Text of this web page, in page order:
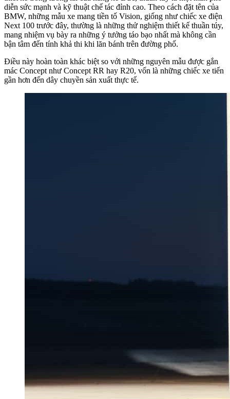
diễn sức mạnh và kỹ thuật chế tác đỉnh cao. Theo cách đặt tên của
BMW, những mẫu xe mang tiền tố Vision, giống như chiếc xe điện
Next 100 trước đây, thường là những thử nghiệm thiết kế thuần túy,
mang nhiệm vụ bày ra những ý tưởng táo bạo nhất mà không cần
bận tâm đến tính khả thi khi lăn bánh trên đường phố.
Điều này hoàn toàn khác biệt so với những nguyên mẫu được gắn
mác Concept như Concept RR hay R20, vốn là những chiếc xe tiến
gần hơn đến dây chuyền sản xuất thực tế.